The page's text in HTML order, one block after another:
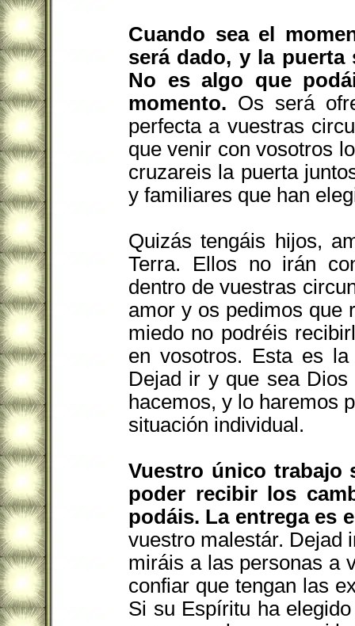
Cuando sea el
será dado, y la
No es algo que
momento. Os será
perfecta a vuestras
que venir con vosotros
cruzareis la puerta
y familiares que han
Quizás tengáis hijos,
Terra. Ellos no irán
dentro de vuestras
amor y os pedimos que
miedo no podréis
en vosotros. Esta es
Dejad ir y que sea
hacemos, y lo haremos
situación individual.
Vuestro único trabajo
poder recibir los
podáis. La entrega es
vuestro malestár. Dejad
miráis a las personas a
confiar que tengan las
Si su Espíritu ha